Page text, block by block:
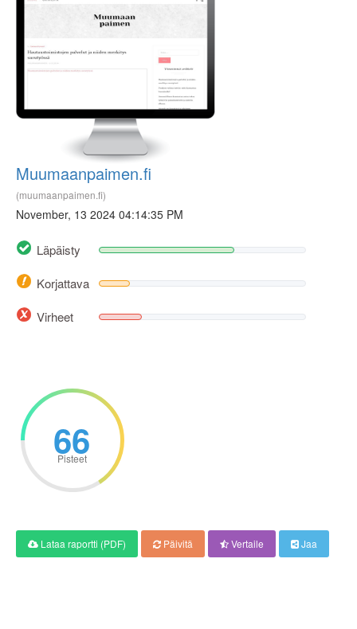
Muumaanpaimen.fi
(muumaanpaimen.fi)
November, 13 2024 04:14:35 PM
Läpäisty
Korjattava
Virheet
66
Pisteet
Lataa raportti (PDF) Päivitä Vertaile Jaa